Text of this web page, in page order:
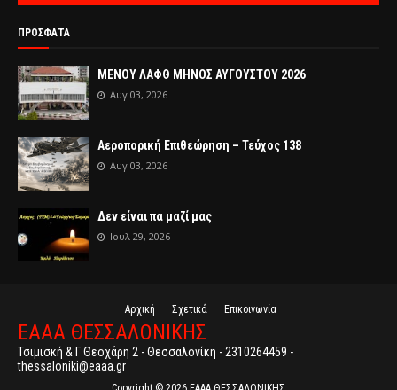
ΠΡΟΣΦΑΤΑ
ΜΕΝΟΥ ΛΑΦΘ ΜΗΝΟΣ ΑΥΓΟΥΣΤΟΥ 2026
Αυγ 03, 2026
Αεροπορική Επιθεώρηση – Τεύχος 138
Αυγ 03, 2026
Δεν είναι πα μαζί μας
Ιουλ 29, 2026
Αρχική Σχετικά Επικοινωνία
ΕΑΑΑ ΘΕΣΣΑΛΟΝΙΚΗΣ
Τσιμισκή & Γ Θεοχάρη 2 - Θεσσαλονίκη - 2310264459 -
thessaloniki@eaaa.gr